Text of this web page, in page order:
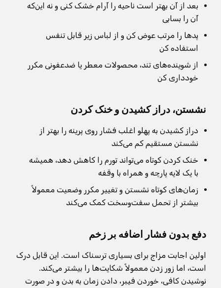
بعد از آن بهتر است ناحیه را آرام خشک کنی و نه این‌که
آن را بسابی
پدها را مرتب عوض کن و از لباس زیر قابل تنفس
استفاده کن
از شوینده‌های تند، محصولات معطر یا ضدعفونی مکرر
خودداری کن
نشستن، دراز کشیدن و خنک کردن
دراز کشیدن به پهلو اغلب فشار روی پرینه را بهتر از
نشستن مستقیم کم می‌کند
خنک کردن کوتاه می‌تواند تورم را کاهش دهد، همیشه
با یک لایه پارچه و همراه با وقفه
زمان‌های کوتاه نشستن و تغییر مکرر وضعیت معمولاً
بیشتر از تحمل سفت‌وسخت کمک می‌کند
دفع بدون فشار اضافه بر زخم
اولین اجابت مزاج برای بسیاری ترسناک است. این قابل درک
است، اما زور زدن معمولاً شکایت‌ها را بیشتر می‌کند.
نوشیدن کافی، خوردن فیبر، دادن زمان به بدن و در صورت